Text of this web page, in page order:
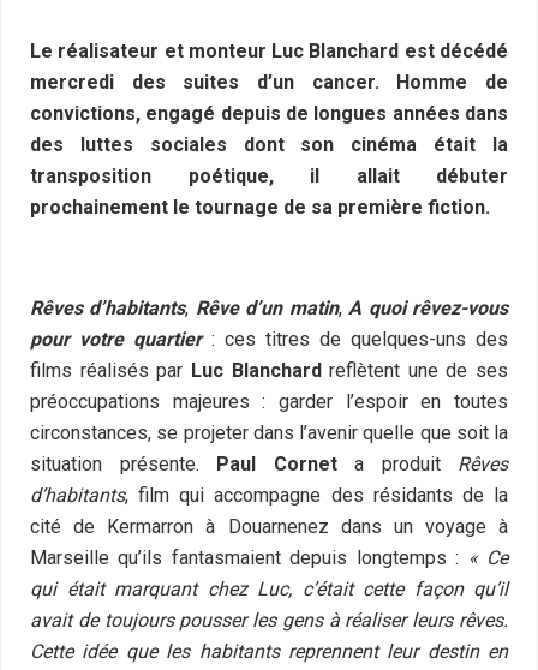
Le réalisateur et monteur Luc Blanchard est décédé
mercredi des suites d’un cancer. Homme de
convictions, engagé depuis de longues années dans
des luttes sociales dont son cinéma était la
transposition poétique, il allait débuter
prochainement le tournage de sa première fiction.
Rêves d’habitants, Rêve d’un matin,A quoi rêvez-vous
pour votre quartier: ces titres de quelques-uns des
films réalisés par Luc Blanchardreflètent une de ses
préoccupations majeures : garder l’espoir en toutes
circonstances, se projeter dans l’avenir quelle que soit la
situation présente. Paul Corneta produit Rêves
d’habitants, film qui accompagne des résidants de la
cité de Kermarron à Douarnenez dans un voyage à
Marseille qu’ils fantasmaient depuis longtemps : « Ce
qui était marquant chez Luc, c’était cette façon qu’il
avait de toujours pousser les gens à réaliser leurs rêves.
Cette idée que les habitants reprennent leur destin en